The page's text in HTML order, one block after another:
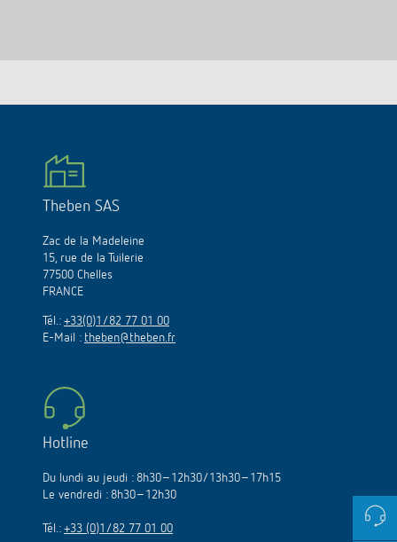
Theben SAS
Zac de la Madeleine
15, rue de la Tuilerie
77500 Chelles
FRANCE
Tél.: +33(0)1/82 77 01 00
E-Mail : theben@theben.fr
Hotline
Du lundi au jeudi : 8h30–12h30/13h30–17h15
Le vendredi : 8h30–12h30
Tél.: +33 (0)1/82 77 01 00